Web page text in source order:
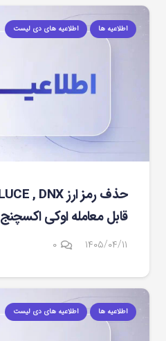
اطلاعیه ها اطلاعیه های دی لیست
قابل معامله اوکی اکسچنج
۱۴۰۵/۰۴/۱۱ ۰
اطلاعیه ها اطلاعیه های دی لیست